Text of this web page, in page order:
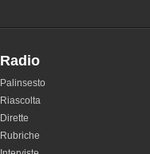
Radio
Palinsesto
Riascolta
Dirette
Rubriche